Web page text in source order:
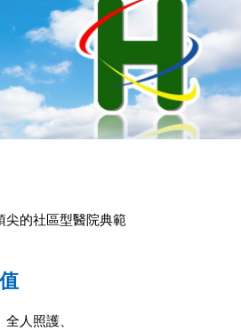
尖的社區型醫院典範
人照護、